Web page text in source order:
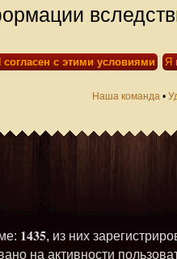
Наша команда •
1435, из них
на активности